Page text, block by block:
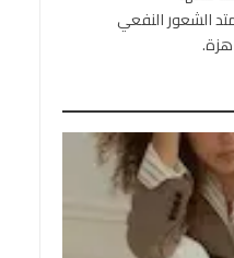
الشعور النفعي